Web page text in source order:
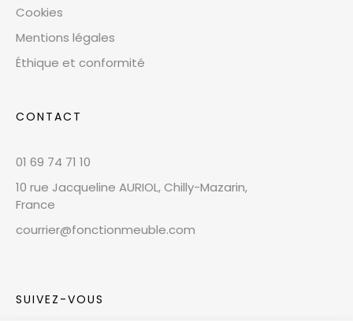
Cookies
Mentions légales
Éthique et conformité
CONTACT
01 69 74 71 10
10 rue Jacqueline AURIOL, Chilly-Mazarin,
France
courrier@fonctionmeuble.com
SUIVEZ-VOUS